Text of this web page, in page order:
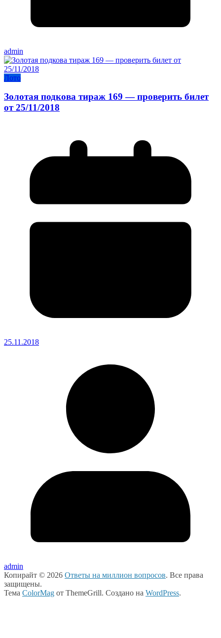
admin
Лото
Золотая подкова тираж 169 — проверить билет
от 25/11/2018
25.11.2018
admin
Копирайт © 2026 Ответы на миллион вопросов. Все права
защищены.
Тема ColorMag от ThemeGrill. Создано на WordPress.